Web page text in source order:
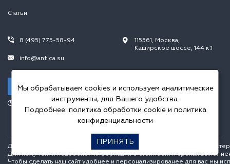
Статьи
8 (495) 775-58-94
info@antica.su
Заказать звонок
115561, Москва,
Каширское шоссе, 144 к.1
Пн.-Пт. 10.00-20.00,
Сб.-Вс. 10.00-18.00
Данный интернет сайт носит исключительно информационный
Для получения подробной информации о стоимости и сроках
Чтобы сделать наш сайт удобнее и персонализированее для вас мы
Мы обрабатываем cookies и используем аналитические
инструменты, для Вашего удобства.
Подробнее: политика обработки cookieи политика
конфиденциальности
ПРИНЯТЬ